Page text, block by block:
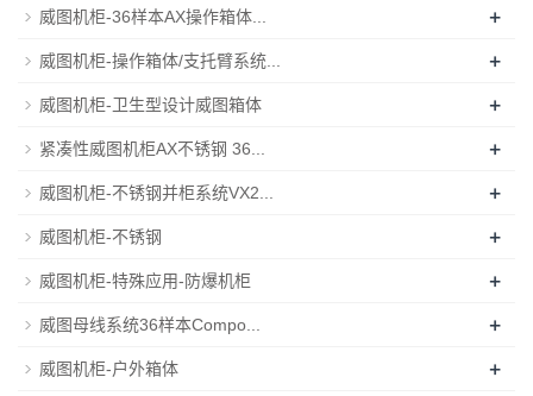
威图机柜-36样本AX操作箱体... +
威图机柜-操作箱体/支托臂系统... +
威图机柜-卫生型设计威图箱体 +
紧凑性威图机柜AX不锈钢 36... +
威图机柜-不锈钢并柜系统VX2... +
威图机柜-不锈钢 +
威图机柜-特殊应用-防爆机柜 +
威图母线系统36样本Compo... +
威图机柜-户外箱体 +